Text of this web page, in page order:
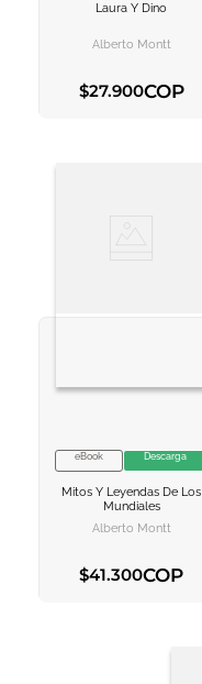
Laura Y Dino
Alberto Montt
$27.900COP
VER INFORMACION
AGREGAR AL
eBook Descarga
Mitos Y Leyendas De Los
Mundiales
Alberto Montt
$41.300COP